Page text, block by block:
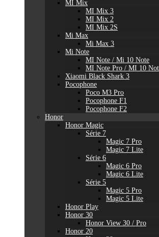
MI Mix
MI Mix 3
MI Mix 2
MI Mix 2S
Mi Max
Mi Max 3
Mi Note
MI Note / Mi 10 Note
MI Note Pro / MI 10
Xiaomi Black Shark 3
Pocophone
Poco M3 Pro
Pocophone F1
Pocophone F2
Honor
Honor Magic
Série 7
Magic 7 Pro
Magic 7 Lite
Série 6
Magic 6 Pro
Magic 6 Lite
Série 5
Magic 5 Pro
Magic 5 Lite
Honor Play
Honor 30
Honor View 30 / Pro
Honor 20